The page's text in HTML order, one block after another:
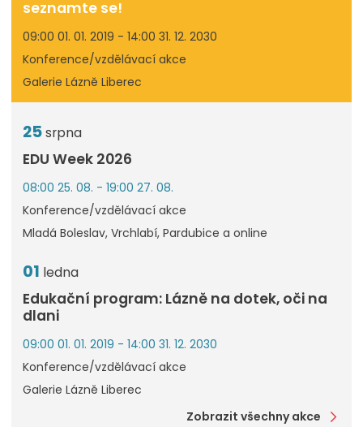
seznamte se!
09:00 01. 01. 2019 - 14:00 31. 12. 2030
Konference/vzdělávací akce
Galerie Lázně Liberec
25srpna
EDU Week 2026
08:00 25. 08. - 19:00 27. 08.
Konference/vzdělávací akce
Mladá Boleslav, Vrchlabí, Pardubice a online
01 ledna
Edukační program: Lázně na dotek, oči na
dlani
09:00 01. 01. 2019 - 14:00 31. 12. 2030
Konference/vzdělávací akce
Galerie Lázně Liberec
Zobrazit všechny akce